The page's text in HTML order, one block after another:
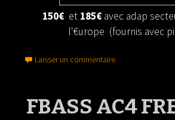
150€et 185€avec adap
l'€urope (fournis avec
Laisser un commentaire
FBASS AC4